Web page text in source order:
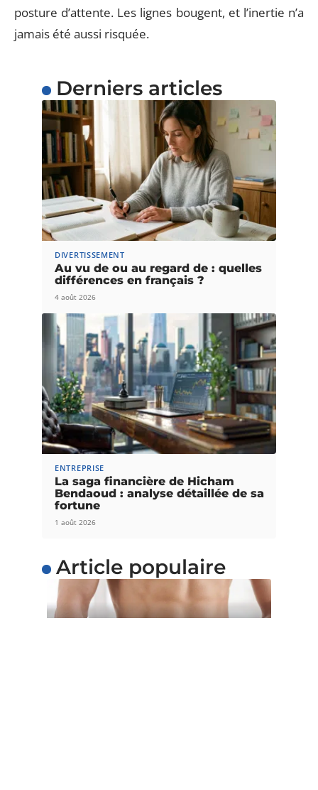
posture d’attente. Les lignes bougent, et l’inertie n’a
jamais été aussi risquée.
Derniers articles
DIVERTISSEMENT
Au vu de ou au regard de : quelles
différences en français ?
4 août 2026
ENTREPRISE
La saga financière de Hicham
Bendaoud : analyse détaillée de sa
fortune
1 août 2026
Article populaire
SANTÉ